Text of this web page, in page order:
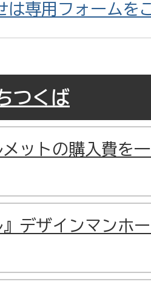
は専用フォームを
つくば
ットの購入費を
』デザインマンホ